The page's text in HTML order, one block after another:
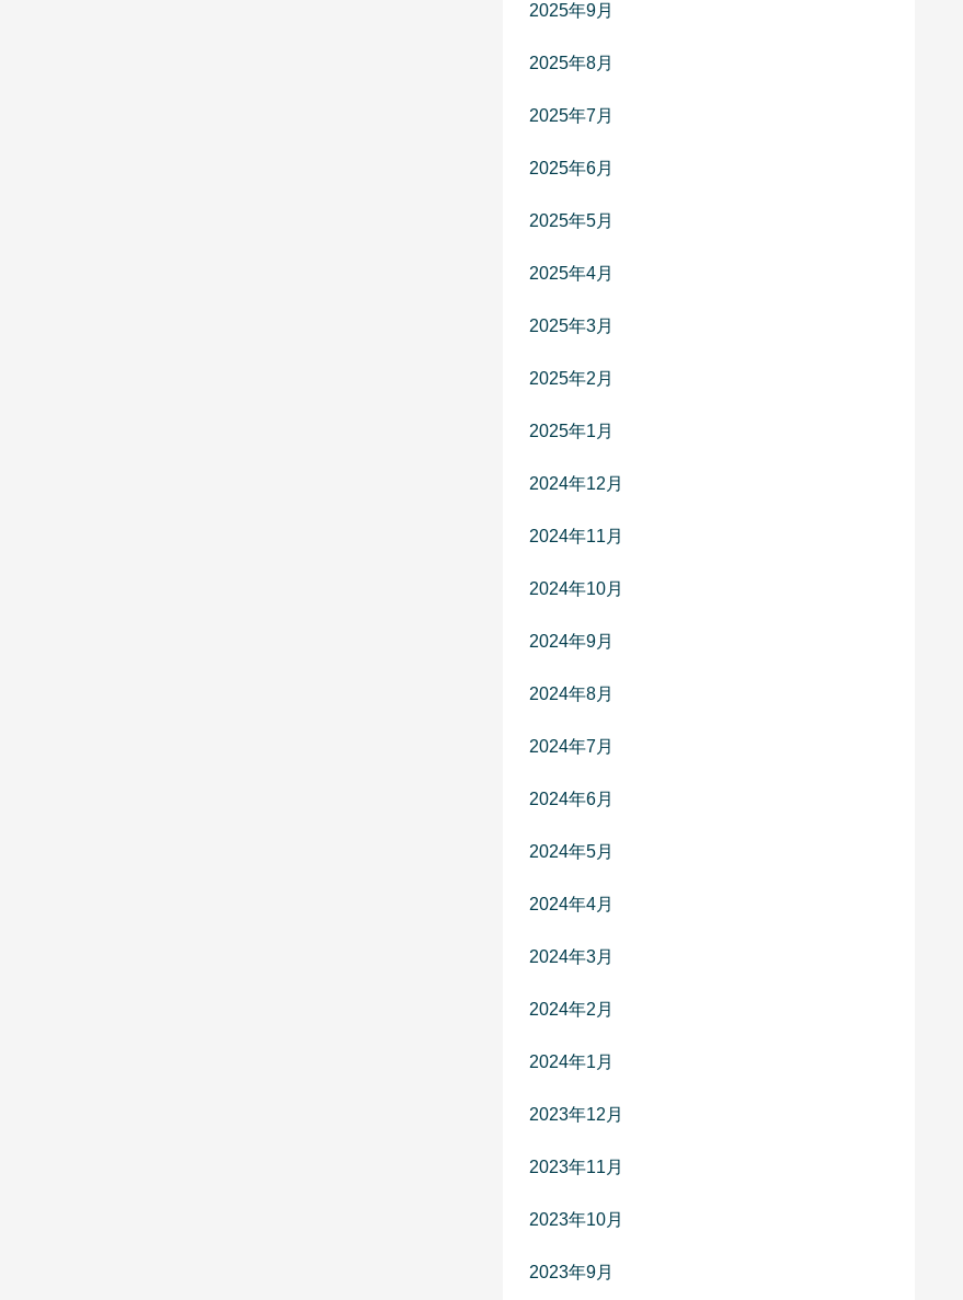
2025年9月
2025年8月
2025年7月
2025年6月
2025年5月
2025年4月
2025年3月
2025年2月
2025年1月
2024年12月
2024年11月
2024年10月
2024年9月
2024年8月
2024年7月
2024年6月
2024年5月
2024年4月
2024年3月
2024年2月
2024年1月
2023年12月
2023年11月
2023年10月
2023年9月